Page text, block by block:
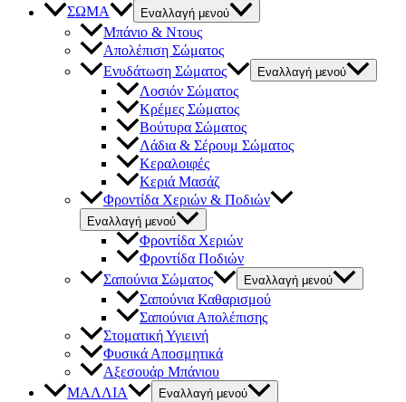
ΣΩΜΑ
Εναλλαγή μενού
Μπάνιο & Ντους
Απολέπιση Σώματος
Ενυδάτωση Σώματος
Εναλλαγή μενού
Λοσιόν Σώματος
Κρέμες Σώματος
Βούτυρα Σώματος
Λάδια & Σέρουμ Σώματος
Κεραλοιφές
Κεριά Μασάζ
Φροντίδα Χεριών & Ποδιών
Εναλλαγή μενού
Φροντίδα Χεριών
Φροντίδα Ποδιών
Σαπούνια Σώματος
Εναλλαγή μενού
Σαπούνια Καθαρισμού
Σαπούνια Απολέπισης
Στοματική Υγιεινή
Φυσικά Αποσμητικά
Αξεσουάρ Μπάνιου
ΜΑΛΛΙΑ
Εναλλαγή μενού